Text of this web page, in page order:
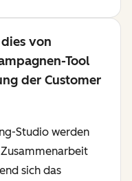
von
Tool
der Customer
Studio werden
sich das